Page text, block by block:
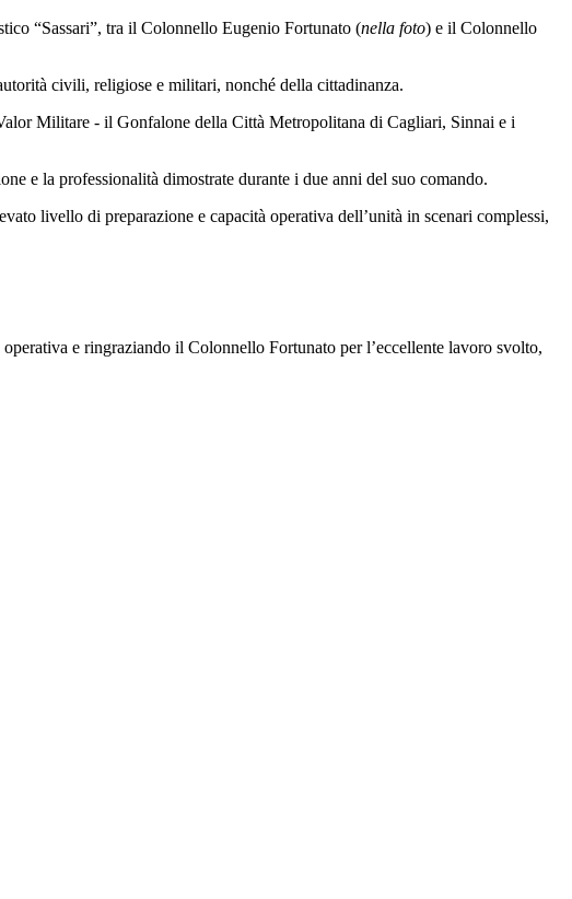
“Sassari”, tra il Colonnello Eugenio Fortunato (nella foto) e il Colonnello
civili, religiose e militari, nonché della cittadinanza.
Militare - il Gonfalone della Città Metropolitana di Cagliari, Sinnai e i
e la professionalità dimostrate durante i due anni del suo comando.
livello di preparazione e capacità operativa dell’unità in scenari complessi,
e ringraziando il Colonnello Fortunato per l’eccellente lavoro svolto,